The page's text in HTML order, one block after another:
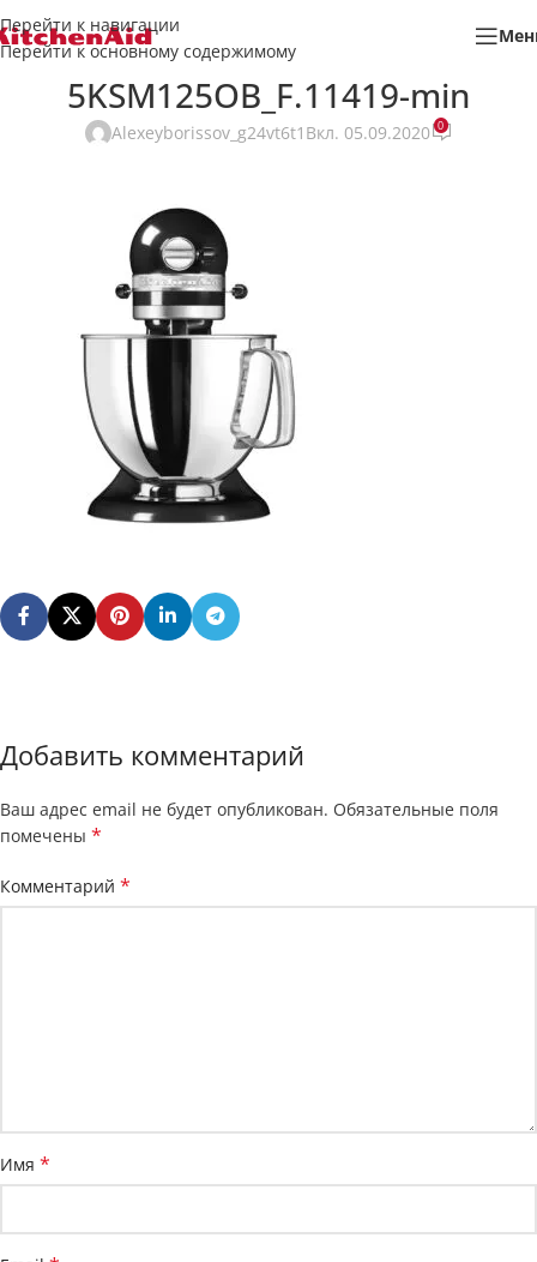
Перейти к навигации
Перейти к основному содержимому
5KSM125OB_F.11419-min
Alexeyborissov_g24vt6t1 Вкл. 05.09.2020 0
Добавить комментарий
Ваш адрес email не будет опубликован. Обязательные поля
помечены *
Комментарий *
Имя *